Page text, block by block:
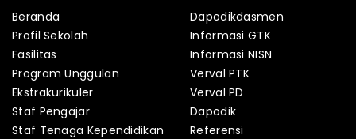
Beranda
Profil Sekolah
Fasilitas
Program Unggulan
Ekstrakurikuler
Staf Pengajar
Staf Tenaga Kependidikan
Dapodikdasmen
Informasi GTK
Informasi NISN
Verval PTK
Verval PD
Dapodik
Referensi